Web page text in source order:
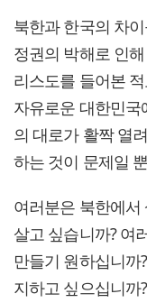
북한과 한국의 차
정권의 박해로 인
리스도를 들어본
자유로운 대한민국
의 대로가 활짝 열
하는 것이 문제일
여러분은 북한에서
살고 싶습니까? 여
만들기 원하십니까
지하고 싶으십니까